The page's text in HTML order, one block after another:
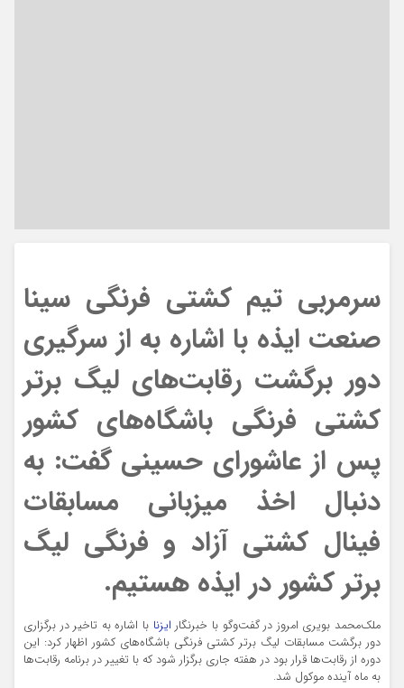
سرمربی تیم کشتی فرنگی سینا
صنعت ایذه با اشاره به از سرگیری
دور برگشت رقابت‌های لیگ برتر
کشتی فرنگی باشگاه‌های کشور
پس از عاشورای حسینی گفت: به
دنبال اخذ میزبانی مسابقات
فینال کشتی آزاد و فرنگی لیگ
برتر کشور در ایذه هستیم.
ملک‌محمد بویری امروز در گفت‌و‌گو با خبرنگار ایزنا با اشاره به تاخیر در برگزاری
دور برگشت مسابقات لیگ برتر کشتی فرنگی باشگاه‌های کشور اظهار کرد: این
دوره از رقابت‌ها قرار بود در هفته جاری برگزار شود که با تغییر در برنامه رقابت‌ها
به ماه آینده موکول شد.